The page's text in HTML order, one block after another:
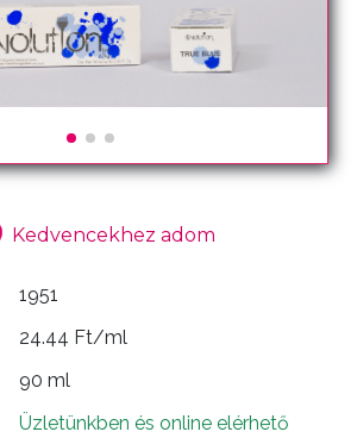
Kedvencekhez adom
1951
24.44 Ft/ml
90 ml
Üzletünkben és online elérhető